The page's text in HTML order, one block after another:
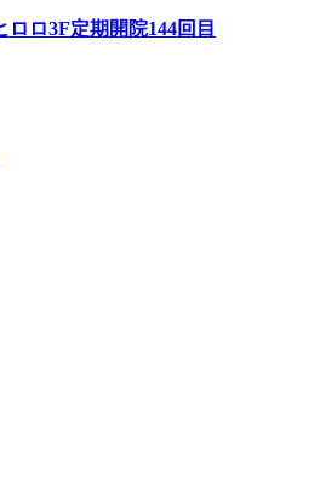
ロ3F定期開院144回目